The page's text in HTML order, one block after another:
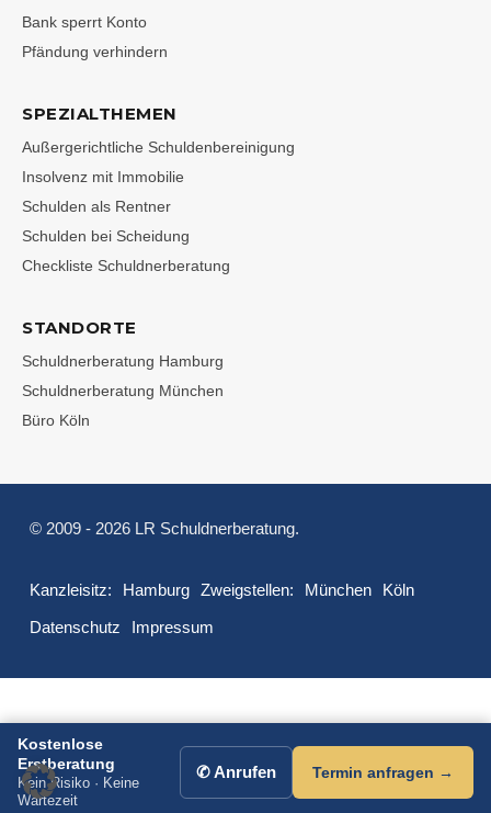
Bank sperrt Konto
Pfändung verhindern
SPEZIALTHEMEN
Außergerichtliche Schuldenbereinigung
Insolvenz mit Immobilie
Schulden als Rentner
Schulden bei Scheidung
Checkliste Schuldnerberatung
STANDORTE
Schuldnerberatung Hamburg
Schuldnerberatung München
Büro Köln
© 2009 - 2026 LR Schuldnerberatung.
Kanzleisitz: Hamburg Zweigstellen: München
Köln
Datenschutz
Impressum
Kostenlose
Erstberatung
Kein Risiko · Keine
Wartezeit
✆ Anrufen Termin anfragen →